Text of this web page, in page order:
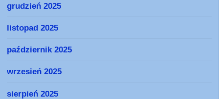
grudzień 2025
listopad 2025
październik 2025
wrzesień 2025
sierpień 2025